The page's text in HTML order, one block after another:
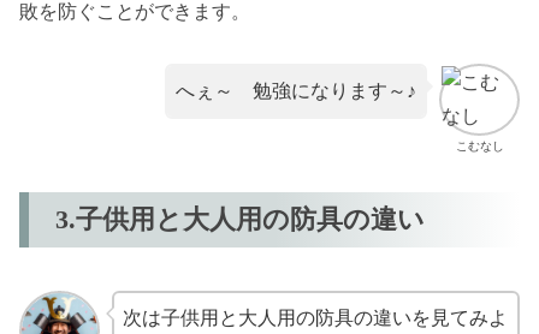
敗を防ぐことができます。
こむなし
へぇ～ 勉強になります～♪
3.子供用と大人用の防具の違い
次は子供用と大人用の防具の違いを見てみよ